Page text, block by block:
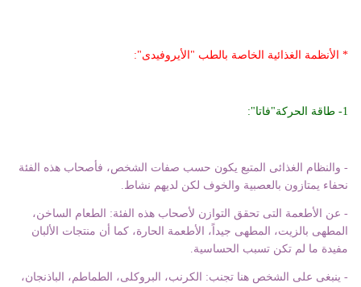
* الأنظمة الغذائية الخاصة بالطب "الأيروفيدى":
- والنظام الغذائى المتبع يكون حسب صفات الشخص، فأصحاب هذه الفئة
نحفاء يمتازون بالعصبية والخوف لكن لديهم نشاط.
- عن الأطعمة التى تحقق التوازن لأصحاب هذه الفئة: الطعام الساخن،
المطهى بالزيت، المطهى جيداً، الأطعمة الحارة، كما أن منتجات الألبان
مفيدة ما لم تكن تسبب الحساسية.
- ينبغى على الشخص هنا تجنب: الكرنب، البروكلى، الطماطم، الباذنجان،